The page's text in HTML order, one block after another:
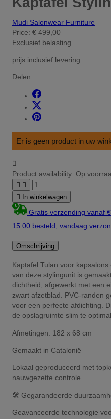
Mudi Salonwear Furniture
Price: € 499,00
Exclusief belasting
prijs inclusief levering
Delen
Er is geen product in uw

Product availability: Op
 

In winkelwagen
Gratis verzending vanaf
15:00 besteld, vandaag
Omschrijving
Kaptafel Tulan voor
van deze stylingunit is
dichtheid, afgewerkt met een
zwart afzetblad. PVC-randen
voor een perfecte afdichting.
de opslagruimte slim te
Afmetingen: 182 x 68 cm
Gemaakt in Catalonië
Lokaal geproduceerd met
nauwgezette controle.
🛠️ Gegarandeerde
Geavanceerde technologie